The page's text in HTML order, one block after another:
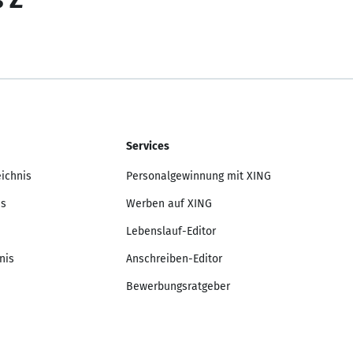
Services
Personalgewinnung mit XING
Werben auf XING
Lebenslauf-Editor
Anschreiben-Editor
Bewerbungsratgeber